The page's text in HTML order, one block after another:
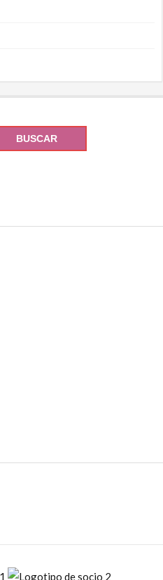
BUSCAR